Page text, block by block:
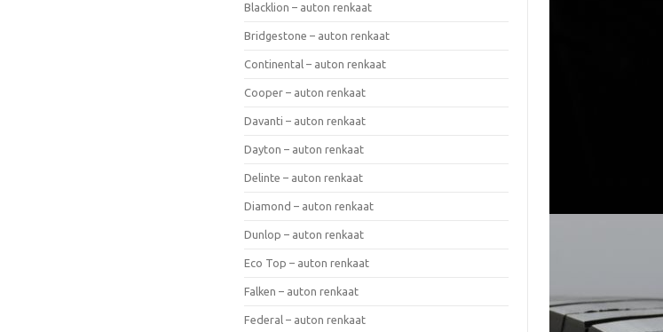
Blacklion – auton renkaat
Bridgestone – auton renkaat
Continental – auton renkaat
Cooper – auton renkaat
Davanti – auton renkaat
Dayton – auton renkaat
Delinte – auton renkaat
Diamond – auton renkaat
Dunlop – auton renkaat
Eco Top – auton renkaat
Falken – auton renkaat
Federal – auton renkaat